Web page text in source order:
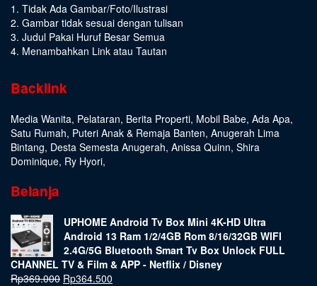
1. Tidak Ada Gambar/Foto/Ilustrasi
2. Gambar tidak sesuai dengan tulisan
3. Judul Pakai Huruf Besar Semua
4. Menambahkan Link atau Tautan
Backlink
Media Wanita, Pelataran, Berita Properti, Mobil Babe, Ada Apa,
Satu Rumah, Puteri Anak & Remaja Banten, Anugerah Lima
Bintang, Desta Semesta Anugerah, Anissa Quinn, Shira
Dominique, Ry Hyori,
Belanja
UPHOME Android Tv Box Mini 4K-HD Ultra
Android 13 Ram 1/2/4GB Rom 8/16/32GB WIFI
2.4G/5G Bluetooth Smart Tv Box Unlock FULL
CHANNEL TV & Film & APP - Netflix / Disney
Rp369.000 Rp364.500